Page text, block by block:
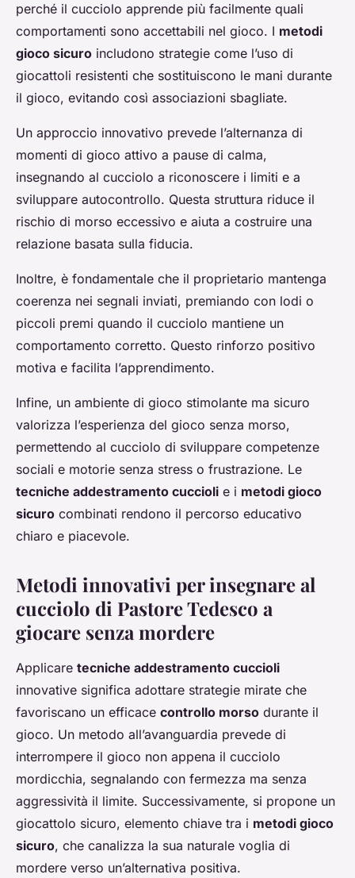
perché il cucciolo apprende più facilmente quali
comportamenti sono accettabili nel gioco. I metodi
gioco sicuro includono strategie come l’uso di
giocattoli resistenti che sostituiscono le mani durante
il gioco, evitando così associazioni sbagliate.
Un approccio innovativo prevede l’alternanza di
momenti di gioco attivo a pause di calma,
insegnando al cucciolo a riconoscere i limiti e a
sviluppare autocontrollo. Questa struttura riduce il
rischio di morso eccessivo e aiuta a costruire una
relazione basata sulla fiducia.
Inoltre, è fondamentale che il proprietario mantenga
coerenza nei segnali inviati, premiando con lodi o
piccoli premi quando il cucciolo mantiene un
comportamento corretto. Questo rinforzo positivo
motiva e facilita l’apprendimento.
Infine, un ambiente di gioco stimolante ma sicuro
valorizza l’esperienza del gioco senza morso,
permettendo al cucciolo di sviluppare competenze
sociali e motorie senza stress o frustrazione. Le
tecniche addestramento cuccioli e i metodi gioco
sicuro combinati rendono il percorso educativo
chiaro e piacevole.
Metodi innovativi per insegnare al
cucciolo di Pastore Tedesco a
giocare senza mordere
Applicare tecniche addestramento cuccioli
innovative significa adottare strategie mirate che
favoriscano un efficace controllo morso durante il
gioco. Un metodo all’avanguardia prevede di
interrompere il gioco non appena il cucciolo
mordicchia, segnalando con fermezza ma senza
aggressività il limite. Successivamente, si propone un
giocattolo sicuro, elemento chiave tra i metodi gioco
sicuro, che canalizza la sua naturale voglia di
mordere verso un’alternativa positiva.